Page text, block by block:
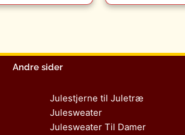
Andre sider
Julestjerne til Juletræ
Julesweater
Julesweater Til Damer